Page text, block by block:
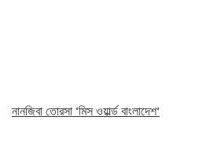
নানজিবা তোরসা ‘মিস ওয়ার্ল্ড বাংলাদেশ’